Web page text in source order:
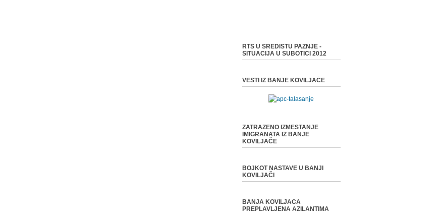
RTS U SREDISTU PAZNJE -
SITUACIJA U SUBOTICI 2012
VESTI IZ BANJE KOVILJAČE
ZATRAZENO IZMESTANJE
IMIGRANATA IZ BANJE
KOVILJAČE
BOJKOT NASTAVE U BANJI
KOVILJAČI
BANJA KOVILJACA
PREPLAVLJENA AZILANTIMA